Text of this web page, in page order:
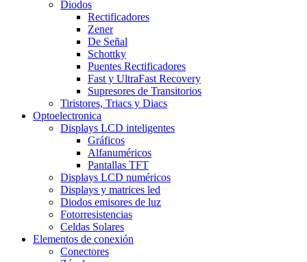
Diodos
Rectificadores
Zener
De Señal
Schottky
Puentes Rectificadores
Fast y UltraFast Recovery
Supresores de Transitorios
Tiristores, Triacs y Diacs
Optoelectronica
Displays LCD inteligentes
Gráficos
Alfanuméricos
Pantallas TFT
Displays LCD numéricos
Displays y matrices led
Diodos emisores de luz
Fotorresistencias
Celdas Solares
Elementos de conexión
Conectores